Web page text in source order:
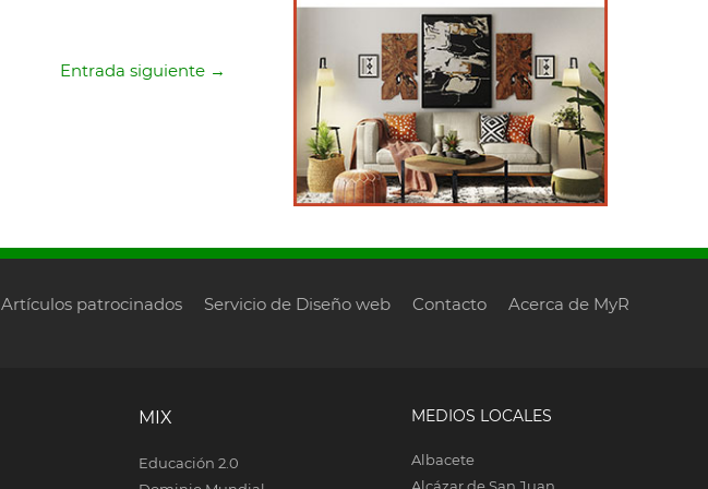
Entrada siguiente →
Artículos patrocinados Servicio de Diseño web Contacto Acerca de MyR
MIX
Educación 2.0
MEDIOS LOCALES
Albacete
Alcázar de San Juan